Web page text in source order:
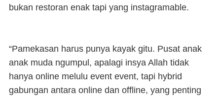
bukan restoran enak tapi yang instagramable.
“Pamekasan harus punya kayak gitu. Pusat anak
anak muda ngumpul, apalagi insya Allah tidak
hanya online melulu event event, tapi hybrid
gabungan antara online dan offline, yang penting